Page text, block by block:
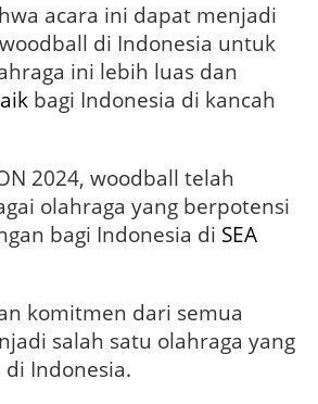
acara ini dapat menjadi
di Indonesia untuk
ini lebih luas dan
bagi Indonesia di kancah
2024, woodball telah
olahraga yang berpotensi
bagi Indonesia di SEA
komitmen dari semua
salah satu olahraga yang
Indonesia.